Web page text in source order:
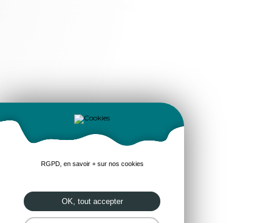
RGPD, en savoir + sur nos cookies
OK, tout accepter